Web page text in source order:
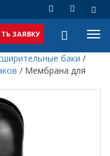
ЗАЯВКУ
баки /
/ Мембрана для